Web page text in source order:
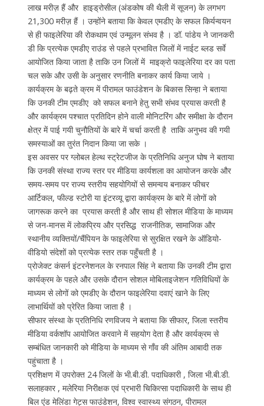
लाख मरीज़ हैं और हाइड्रोसील (अंडकोष की थैली में सूजन) के लगभग
21,300 मरीज़ हैं । उन्होंने बताया कि केवल एमडीए के सफल किर्यन्वयन
से ही फाइलेरिया की रोकथाम एवं उन्मूलन संभव है । डॉ. पांडेय ने जानकरी
डी कि प्रत्येक एमडीए राउंड से पहले प्रभावित जिलों में नाईट ब्लड सर्वे
आयोजित किया जाता है ताकि उन जिलों में माइक्रो फाइलेरिया दर का पता
चल सके और उसी के अनुसार रणनीति बनाकर कार्य किया जाये ।
कार्यक्रम के बढ़ते क्रम में पीरामल फाउंडेशन के बिकास सिन्हा ने बताया
कि उनकी टीम एमडीए को सफल बनाने हेतु सभी संभव प्रयास करती है
और कार्यक्रम पश्चात प्रतिदिन होने वाली मोनिटरिंग और समीक्षा के दौरान
क्षेत्र में पाई गयी चुनौतियों के बारे में चर्चा करती है ताकि अनुभव की गयी
समस्याओं का तुरंत निदान किया जा सके ।
इस अवसर पर ग्लोबल हेल्थ स्ट्रेटजीज के प्रतिनिधि अनुज घोष ने बताया
कि उनकी संस्था राज्य स्तर पर मीडिया कार्यशला का आयोजन करके और
समय-समय पर राज्य स्तरीय सहयोगियों से समन्वय बनाकर फीचर
आर्टिकल, फील्ड स्टोरी या इंटरव्यू द्वारा कार्यक्रम के बारे में लोगों को
जागरूक करने का प्रयास करती है और साथ ही सोशल मीडिया के माध्यम
से जन-मानस में लोकप्रिय और प्रसिद्ध राजनीतिक, सामाजिक और
स्थानीय व्यक्तियों/चैंपियन के फाइलेरिया से सुरक्षित रखने के ऑडियो-
वीडियो संदेशों को प्रत्येक स्तर तक पहुँचती है ।
प्रोजेक्ट कंसर्न इंटरनेशनल के रनपाल सिंह ने बताया कि उनकी टीम द्वारा
कार्यक्रम के पहले और उसके दौरान सोशल मोबिलाइजेशन गतिविधियों के
माध्यम से लोगों को एमडीए के दौरान फाइलेरिया दवाएं खाने के लिए
लाभार्थियों को प्रेरित किया जाता है ।
सीफार संस्था के प्रतिनिधि रणविजय ने बताया कि सीफार, जिला स्तरीय
मीडिया वर्कशॉप आयोजित करवाने में सहयोग देता है और कार्यक्रम से
सम्बंधित जानकारी को मीडिया के माध्यम से गाँव की अंतिम आबादी तक
पहुंचाता है ।
प्रशिक्षण में उपरोक्त 24 जिलों के भी.बी.डी. पदाधिकारी , जिला भी.बी.डी.
सलाहकार , मलेरिया निरीक्षक एवं प्रभारी चिकित्सा पदाधिकारी के साथ ही
बिल एंड मेलिंडा गेट्स फाउंडेशन, विश्व स्वास्थ्य संगठन, पीरामल